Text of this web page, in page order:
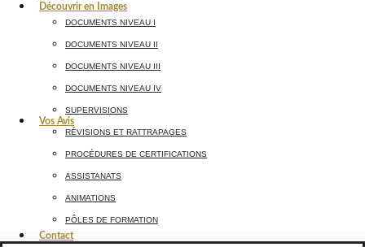
Découvrir en Images
Vos Avis
Contact
DOCUMENTS NIVEAU I
DOCUMENTS NIVEAU II
DOCUMENTS NIVEAU III
DOCUMENTS NIVEAU IV
SUPERVISIONS
RÉVISIONS ET RATTRAPAGES
PROCÉDURES DE CERTIFICATIONS
ASSISTANATS
ANIMATIONS
PÔLES DE FORMATION